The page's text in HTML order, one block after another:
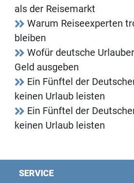
als der Reisemarkt
Warum Reiseexperten
bleiben
Wofür deutsche
Geld ausgeben
Ein Fünftel der
keinen Urlaub leisten
Ein Fünftel der
keinen Urlaub leisten
SERVICE